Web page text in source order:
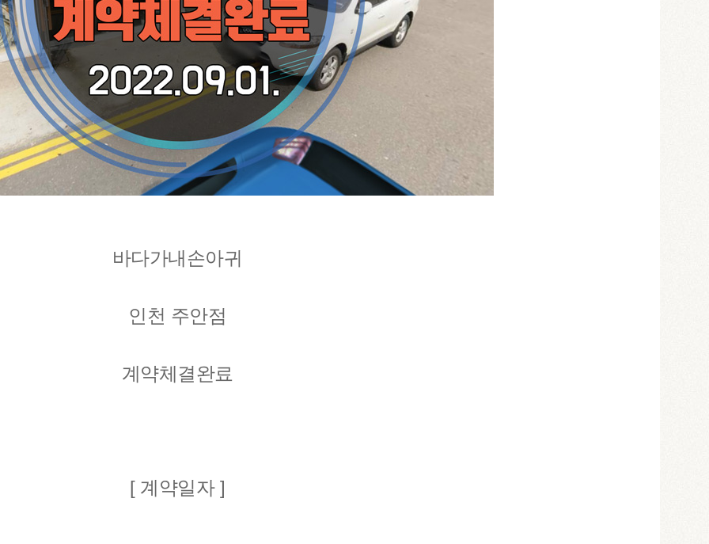
바다가내손아귀
인천 주안점
계약체결완료
[ 계약일자 ]